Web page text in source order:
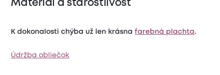
Materiál a starostlivosť
K dokonalosti chýba už len krásnafarebná plachta.
Údržba obliečok